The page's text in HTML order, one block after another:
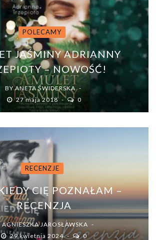
POLECAMY
JAŚMINY ADRIANNY
– NOWOŚĆ!
BYANETA ŚWIDERSKA
27 maja 2018
0
RECENZJE
CIĘ POZNAŁAM –
RECENZJA
AGNIESZKA JAROSŁAWSKA
29 kwietnia 2024
0